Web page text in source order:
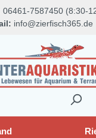
06461-7587450 (8:30-
info@zierfisch365.de